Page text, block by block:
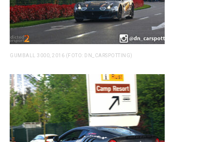
GUMBALL 3000, 2016 (FOTO: DN_CARSPOTTING)